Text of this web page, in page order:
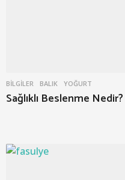
BILGILER BALIK ,YOĞURT
Sağlıklı Beslenme Nedir?